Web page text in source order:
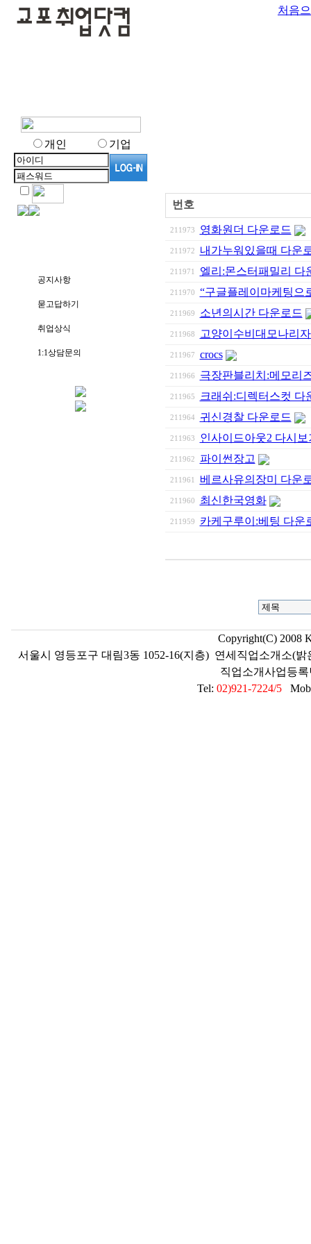
처음
개인 기업
공지사항
묻고답하기
취업상식
1:1상담문의
번호
211973 영화원더 다운로드
211972 내가누워있을때 다운
211971 엘리:몬스터패밀리 다
211970 “구글플레이마케팅
211969 소년의시간 다운로드
211968 고양이수비대모나리
211967 crocs
211966 극장판블리치:메모리
211965 크래쉬:디렉터스컷 다
211964 귀신경찰 다운로드
211963 인사이드아웃2 다시보
211962 파이썬장고
211961 베르사유의장미 다운
211960 최신한국영화
211959 카케구루이:베팅 다운
Copyright(C) 2008
서울시 영등포구 대림3동 1052-16(지층) 연세직업소개소(
직업소개사업등
Tel: 02)921-7224/5